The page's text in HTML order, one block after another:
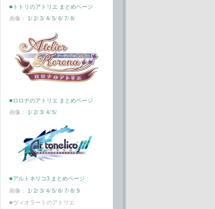
■トトリのアトリエ まとめページ
画像： 1/ 2/ 3/ 4/ 5/ 6/ 7/ 8/
■ロロナのアトリエ まとめページ
画像： 1 / 2/ 3/ 4/ 5/
■アルトネリコ3 まとめページ
画像： 1/ 2/ 3/ 4/ 5/ 6/ 7/ 8/ 9
■ヴィオラートのアトリエ